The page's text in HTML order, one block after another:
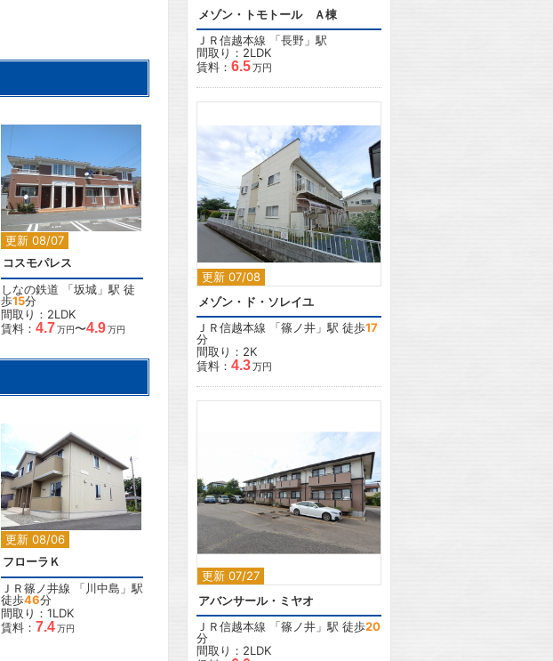
更新 08/07
2
コスモパレス
しなの鉄道 「坂城 」駅 徒
歩15分
間取り：2LDK
賃料： 4.7万円〜4.9万円
更新 08/06
フローラＫ
ＪＲ篠ノ井線 「川中島 」駅
徒歩46分
間取り：1LDK
賃料： 7.4万円
メゾン・トモトール Ａ棟
ＪＲ信越本線 「長野 」駅
間取り：2LDK
賃料： 6.5万円
更新 07/08
メゾン・ド・ソレイユ
ＪＲ信越本線 「篠ノ井 」駅 徒歩17
分
間取り：2K
賃料： 4.3万円
更新 07/27
2
アバンサール・ミヤオ
ＪＲ信越本線 「篠ノ井 」駅 徒歩20
分
間取り：2LDK